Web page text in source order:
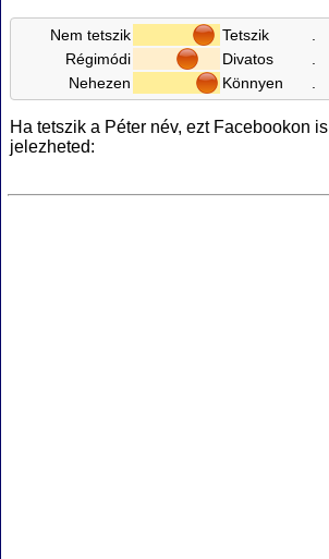
Nem tetszik Tetszik
Régimódi
Divatos
Nehezen
Könnyen
Ha tetszik a Péter név, ezt Facebookon is
jelezheted: